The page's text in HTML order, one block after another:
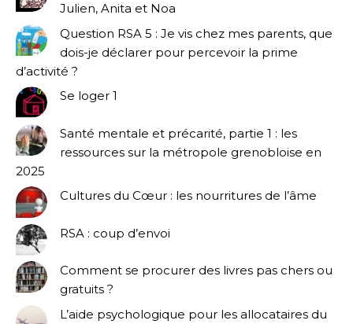
Julien, Anita et Noa
Question RSA 5 : Je vis chez mes parents, que
dois-je déclarer pour percevoir la prime
d’activité ?
Se loger 1
Santé mentale et précarité, partie 1 : les
ressources sur la métropole grenobloise en
2025
Cultures du Cœur : les nourritures de l’âme
RSA : coup d’envoi
Comment se procurer des livres pas chers ou
gratuits ?
L’aide psychologique pour les allocataires du